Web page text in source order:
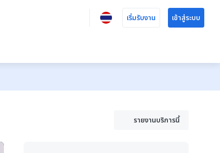
เริ่มรับงาน เข้าสู่ระบบ
รายงานบริการนี้